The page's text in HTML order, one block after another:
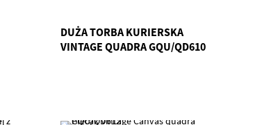
DUŻA TORBA KURIERSKA
VINTAGE QUADRA GQU/QD610